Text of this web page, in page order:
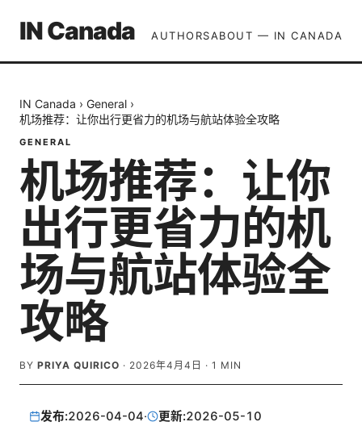
IN Canada AUTHORSABOUT — IN CANADA
IN Canada › General ›
机场推荐：让你出行更省力的机场与航站体验全攻略
GENERAL
机场推荐：让你
出行更省力的机
场与航站体验全
攻略
BY PRIYA QUIRICO · 2026年4月4日 · 1 MIN
发布:2026-04-04· 更新:2026-05-10